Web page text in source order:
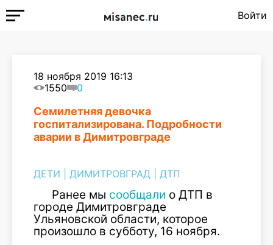
Войти
18 ноября 2019 16:13
1550
0
Семилетняя девочка
госпитализирована. Подробности
аварии в Димитровграде
ДЕТИ ДИМИТРОВГРАД ДТП
Ранее мы сообщали о ДТП в
городе Димитровграде
Ульяновской области, которое
произошло в субботу, 16 ноября.